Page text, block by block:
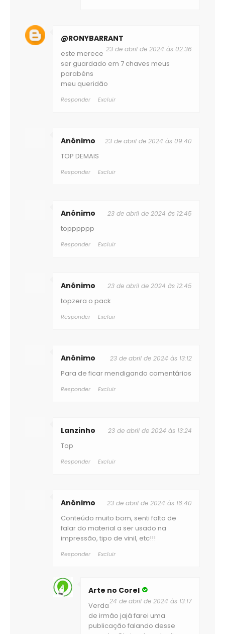
@RONYBARRANT
23 de abril de 2024 às 02:36
este merece
ser guardado em 7 chaves meus
parabéns
meu queridão
Responder Excluir
Anônimo 23 de abril de 2024 às 09:40
TOP DEMAIS
Responder Excluir
Anônimo 23 de abril de 2024 às 12:45
topppppp
Responder Excluir
Anônimo 23 de abril de 2024 às 12:45
topzera o pack
Responder Excluir
Anônimo 23 de abril de 2024 às 13:12
Para de ficar mendigando comentários
Responder Excluir
Lanzinho 23 de abril de 2024 às 13:24
Top
Responder Excluir
Anônimo 23 de abril de 2024 às 16:40
Conteúdo muito bom, senti falta de
falar do material a ser usado na
impressão, tipo de vinil, etc!!!
Responder Excluir
Arte no Corel
24 de abril de 2024 às 13:17
Verda
de irmão jajá farei uma
publicação falando desse